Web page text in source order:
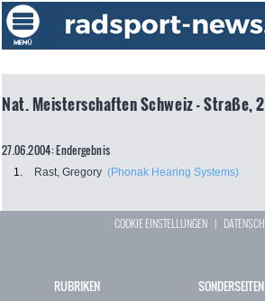
Nat. Meisterschaften Schweiz - Straße,
27.06.2004: Endergebnis
1. Rast, Gregory (Phonak Hearing Systems)
COOKIE EINSTELLUNGEN |
RUBRIKEN SONDERSEITEN